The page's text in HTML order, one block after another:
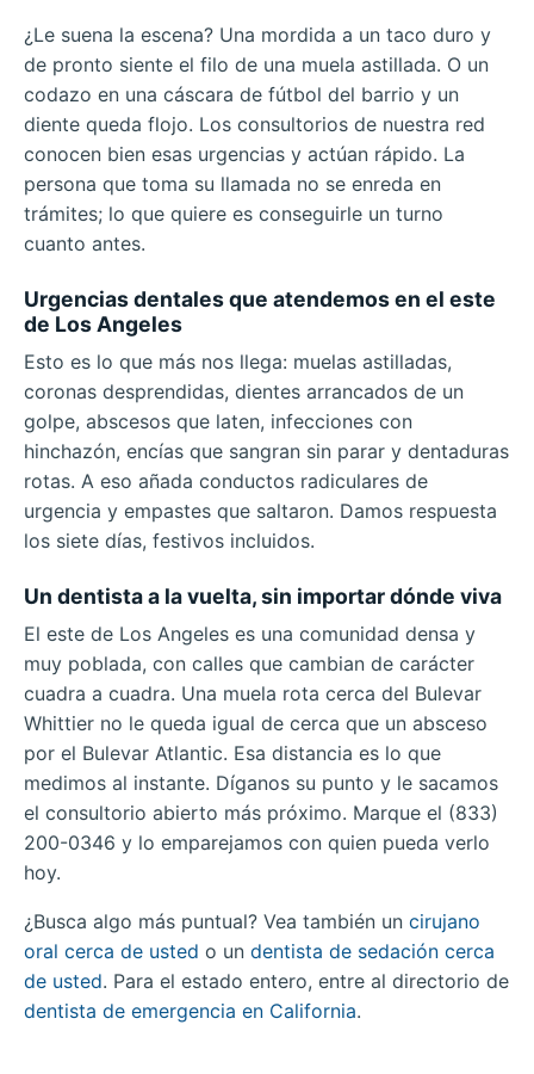
¿Le suena la escena? Una mordida a un taco duro y
de pronto siente el filo de una muela astillada. O un
codazo en una cáscara de fútbol del barrio y un
diente queda flojo. Los consultorios de nuestra red
conocen bien esas urgencias y actúan rápido. La
persona que toma su llamada no se enreda en
trámites; lo que quiere es conseguirle un turno
cuanto antes.
Urgencias dentales que atendemos en el este
de Los Angeles
Esto es lo que más nos llega: muelas astilladas,
coronas desprendidas, dientes arrancados de un
golpe, abscesos que laten, infecciones con
hinchazón, encías que sangran sin parar y dentaduras
rotas. A eso añada conductos radiculares de
urgencia y empastes que saltaron. Damos respuesta
los siete días, festivos incluidos.
Un dentista a la vuelta, sin importar dónde viva
El este de Los Angeles es una comunidad densa y
muy poblada, con calles que cambian de carácter
cuadra a cuadra. Una muela rota cerca del Bulevar
Whittier no le queda igual de cerca que un absceso
por el Bulevar Atlantic. Esa distancia es lo que
medimos al instante. Díganos su punto y le sacamos
el consultorio abierto más próximo. Marque el (833)
200-0346 y lo emparejamos con quien pueda verlo
hoy.
¿Busca algo más puntual? Vea también un cirujano
oral cerca de usted o un dentista de sedación cerca
de usted. Para el estado entero, entre al directorio de
dentista de emergencia en California.